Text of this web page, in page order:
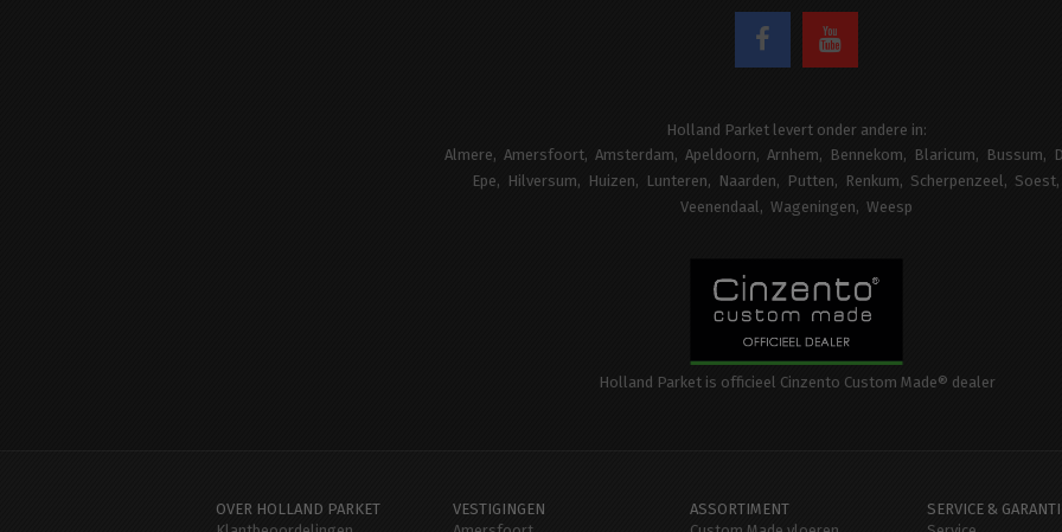
Holland Parket levert onder andere in:
Almere
Amersfoort Amsterdam Apeldoorn Arnhem Bennekom Blaricum Bussum
Epe
Hilversum Huizen Lunteren Naarden Putten Renkum Scherpenzeel Soest
Veenendaal
Wageningen Weesp
Holland Parket is officieel Cinzento Custom Made® dealer
OVER HOLLAND PARKET
VESTIGINGEN
ASSORTIMENT
SERVICE &